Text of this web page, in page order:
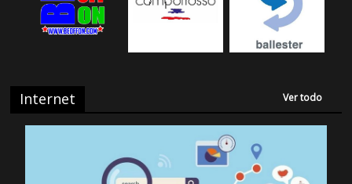
Internet Ver todo